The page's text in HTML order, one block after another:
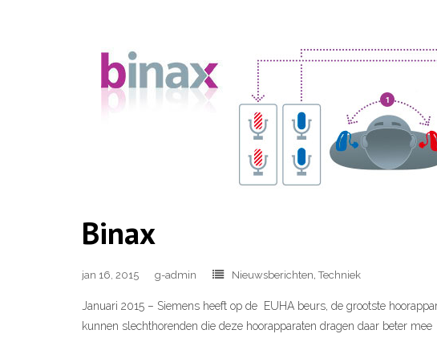
Binax
jan 16, 2015 g-admin Nieuwsberichten ,Techniek
Januari 2015 – Siemens heeft op de EUHA beurs, de grootste
kunnen slechthorenden die deze hoorapparaten dragen daar beter